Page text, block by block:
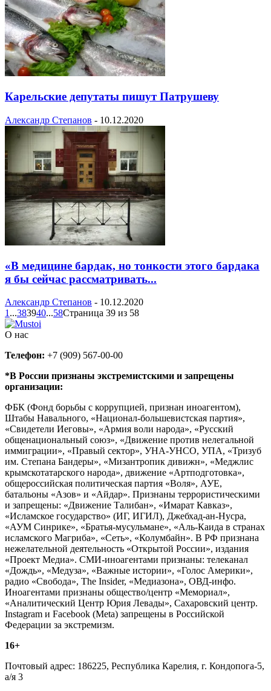
Карельские депутаты пишут Патрушеву
Александр Степанов - 10.12.2020
«В медицине бардак, но тонкости этого бардака
я бы сейчас рассматривать...
Александр Степанов - 10.12.2020
1 ...383940...58Страница 39 из 58
О нас
Телефон: +7 (909) 567-00-00
*В России признаны экстремистскими и запрещены
организации:
ФБК (Фонд борьбы с коррупцией, признан иноагентом),
Штабы Навального, «Национал-большевистская партия»,
«Свидетели Иеговы», «Армия воли народа», «Русский
общенациональный союз», «Движение против нелегальной
иммиграции», «Правый сектор», УНА-УНСО, УПА, «Тризуб
им. Степана Бандеры», «Мизантропик дивижн», «Меджлис
крымскотатарского народа», движение «Артподготовка»,
общероссийская политическая партия «Воля», АУЕ,
батальоны «Азов» и «Айдар». Признаны террористическими
и запрещены: «Движение Талибан», «Имарат Кавказ»,
«Исламское государство» (ИГ, ИГИЛ), Джебхад-ан-Нусра,
«АУМ Синрике», «Братья-мусульмане», «Аль-Каида в странах
исламского Магриба», «Сеть», «Колумбайн». В РФ признана
нежелательной деятельность «Открытой России», издания
«Проект Медиа». СМИ-иноагентами признаны: телеканал
«Дождь», «Медуза», «Важные истории», «Голос Америки»,
радио «Свобода», The Insider, «Медиазона», ОВД-инфо.
Иноагентами признаны общество/центр «Мемориал»,
«Аналитический Центр Юрия Левады», Сахаровский центр.
Instagram и Facebook (Metа) запрещены в Российской
Федерации за экстремизм.
16+
Почтовый адрес: 186225, Республика Карелия, г. Кондопога-5,
а/я 3